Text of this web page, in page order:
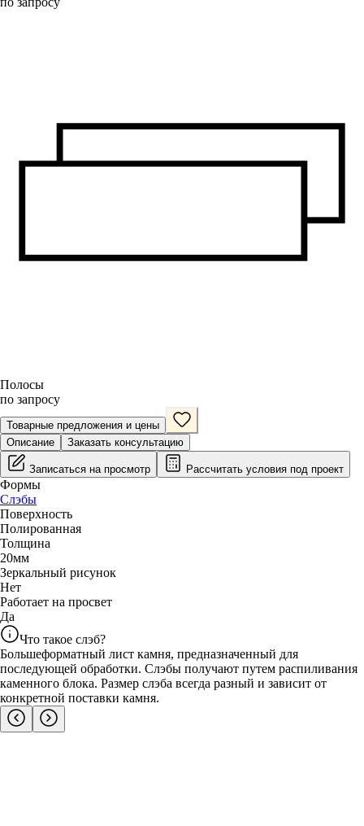
Полосы
по запросу
Товарные предложения и цены
Описание
Заказать консультацию
Записаться на просмотр Рассчитать условия под проект
Формы
Слэбы
Поверхность
Полированная
Толщина
20мм
Зеркальный рисунок
Нет
Работает на просвет
Да
Что такое слэб?
Большеформатный лист камня, предназначенный для
последующей обработки. Слэбы получают путем распиливания
каменного блока. Размер слэба всегда разный и зависит от
конкретной поставки камня.